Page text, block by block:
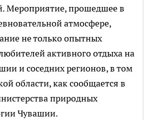
Мероприятие, прошедшее в
атмосфере,
не только опытных
активного отдыха на
и соседних регионов, в том
области, как сообщается в
природных
Чувашии.